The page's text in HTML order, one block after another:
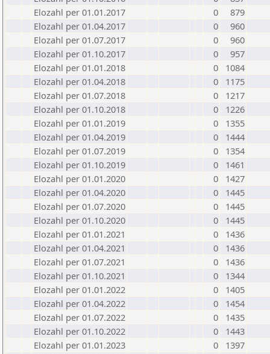
Elozahl per 01.01.2017
0
879
Elozahl per 01.04.2017
0
960
Elozahl per 01.07.2017
0
960
Elozahl per 01.10.2017
0
957
Elozahl per 01.01.2018
0
1084
Elozahl per 01.04.2018
0
1175
Elozahl per 01.07.2018
0
1217
Elozahl per 01.10.2018
0
1226
Elozahl per 01.01.2019
0
1355
Elozahl per 01.04.2019
0
1444
Elozahl per 01.07.2019
0
1354
Elozahl per 01.10.2019
0
1461
Elozahl per 01.01.2020
0
1427
Elozahl per 01.04.2020
0
1445
Elozahl per 01.07.2020
0
1445
Elozahl per 01.10.2020
0
1445
Elozahl per 01.01.2021
0
1436
Elozahl per 01.04.2021
0
1436
Elozahl per 01.07.2021
0
1436
Elozahl per 01.10.2021
0
1344
Elozahl per 01.01.2022
0
1405
Elozahl per 01.04.2022
0
1454
Elozahl per 01.07.2022
0
1435
Elozahl per 01.10.2022
0
1443
Elozahl per 01.01.2023
0
1397